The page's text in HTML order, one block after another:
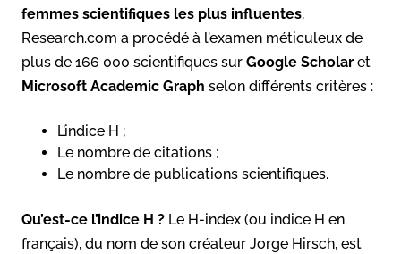
femmes scientifiques les plus influentes,
Research.com a procédé à l’examen méticuleux de
plus de 166 000 scientifiques sur Google Scholar et
Microsoft Academic Graph selon différents critères :
L’indice H ;
Le nombre de citations ;
Le nombre de publications scientifiques.
Qu’est-ce l’indice H ? Le H-index (ou indice H en
français), du nom de son créateur Jorge Hirsch, est